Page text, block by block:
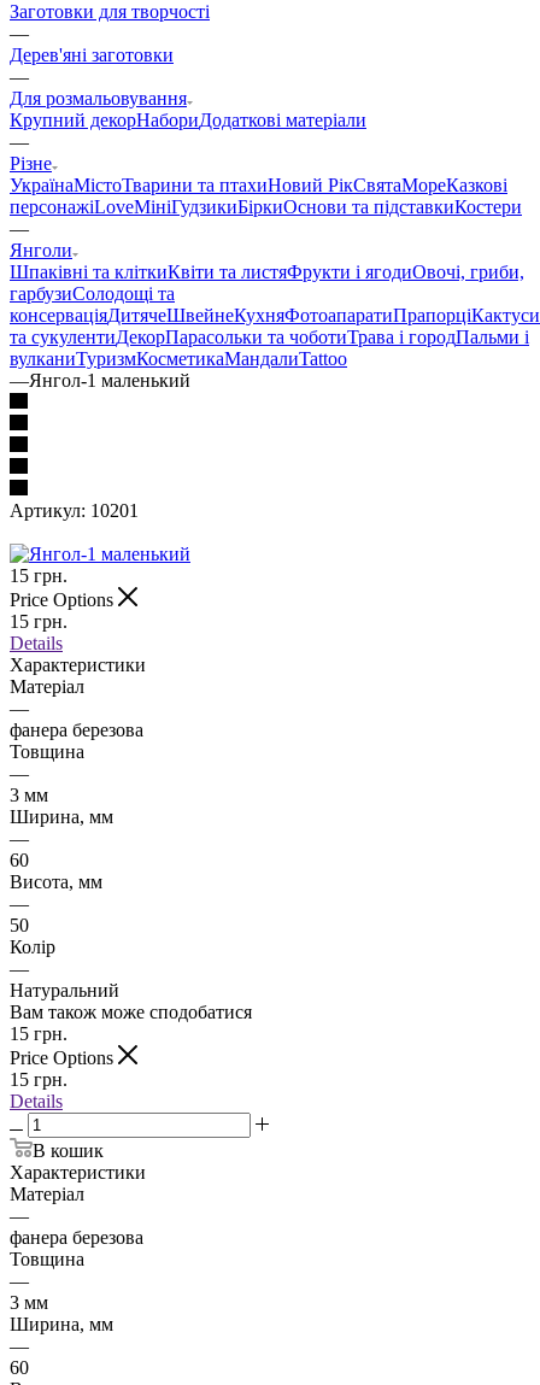
Заготовки для творчості
—
Дерев'яні заготовки
—
Для розмальовування
Крупний декорНабориДодаткові матеріали
—
Різне
УкраїнаМістоТварини та птахиНовий РікСвятаМореКазкові
персонажіLoveМініГудзикиБіркиОснови та підставкиКостери
—
Янголи
Шпаківні та кліткиКвіти та листяФрукти і ягодиОвочі, гриби,
гарбузиСолодощі та
консерваціяДитячеШвейнеКухняФотоапаратиПрапорціКактуси
та сукулентиДекорПарасольки та чоботиТрава і городПальми і
вулканиТуризмКосметикаМандалиTattoo
—Янгол-1 маленький
Артикул: 10201
15 грн.
Price Options
15 грн.
Details
Характеристики
Матеріал
—
фанера березова
Товщина
—
3 мм
Ширина, мм
—
60
Висота, мм
—
50
Колір
—
Натуральний
Вам також може сподобатися
15 грн.
Price Options
15 грн.
Details
В кошик
Характеристики
Матеріал
—
фанера березова
Товщина
—
3 мм
Ширина, мм
—
60